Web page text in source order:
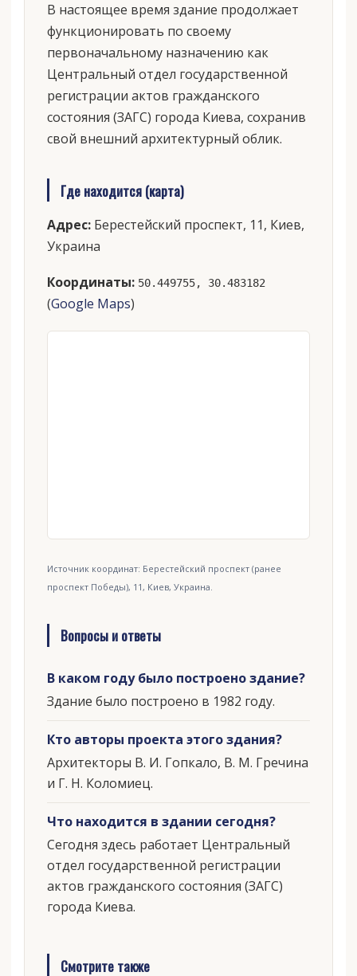
В настоящее время здание продолжает
функционировать по своему
первоначальному назначению как
Центральный отдел государственной
регистрации актов гражданского
состояния (ЗАГС) города Киева, сохранив
свой внешний архитектурный облик.
Где находится (карта)
Адрес:Берестейский проспект, 11, Киев,
Украина
Координаты: 50.449755, 30.483182
(Google Maps)
Источник координат: Берестейский проспект (ранее
проспект Победы), 11, Киев, Украина.
Вопросы и ответы
В каком году было построено здание?
Здание было построено в 1982 году.
Кто авторы проекта этого здания?
Архитекторы В. И. Гопкало, В. М. Гречина
и Г. Н. Коломиец.
Что находится в здании сегодня?
Сегодня здесь работает Центральный
отдел государственной регистрации
актов гражданского состояния (ЗАГС)
города Киева.
Смотрите также